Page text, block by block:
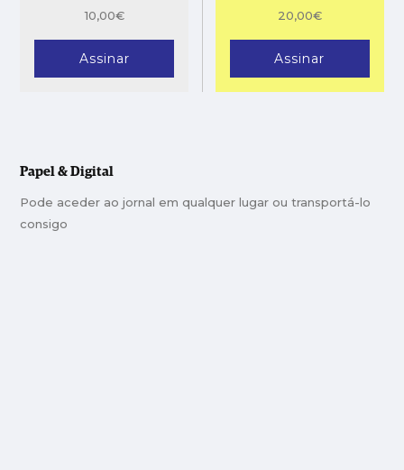
10,00€
Assinar
20,00€
Assinar
Papel & Digital
Pode aceder ao jornal em qualquer lugar ou transportá-lo
consigo